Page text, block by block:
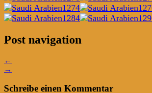
Post navigation
←
→
Schreibe einen Kommentar